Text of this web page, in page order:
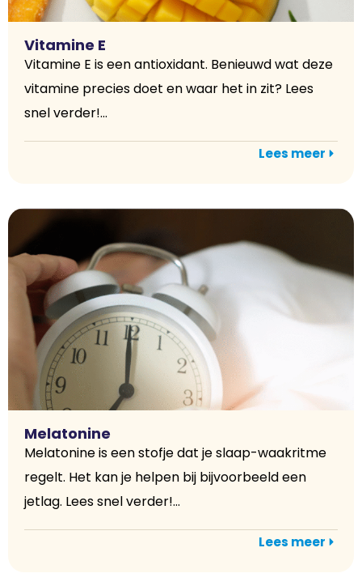
Vitamine E
Vitamine E is een antioxidant. Benieuwd wat deze
vitamine precies doet en waar het in zit? Lees
snel verder!...
Lees meer
Melatonine
Melatonine is een stofje dat je slaap-waakritme
regelt. Het kan je helpen bij bijvoorbeeld een
jetlag. Lees snel verder!...
Lees meer